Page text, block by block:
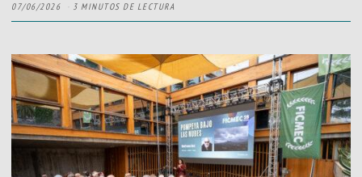
07/06/2026 3 MINUTOS DE LECTURA